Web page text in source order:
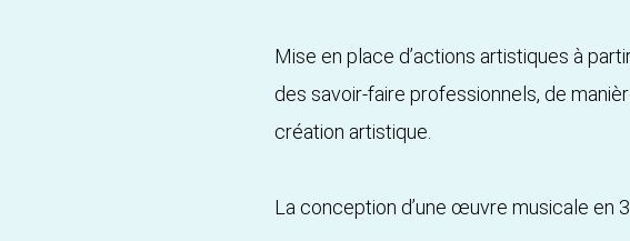
Mise en place d’actions artistiques à
des savoir-faire professionnels, de
création artistique.
La conception d’une œuvre musicale en